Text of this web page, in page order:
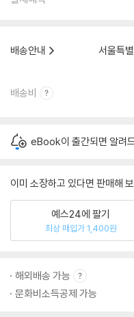
배송안내
서울특
배송비
eBook이 출간되면 알려
이미 소장하고 있다면 판매해
예스24에 팔기
최상 매입가 1,400원
해외배송 가능
문화비소득공제 가능